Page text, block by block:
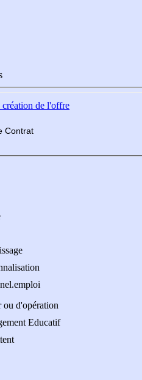
de l'offre
Contrat
d'opération
Educatif